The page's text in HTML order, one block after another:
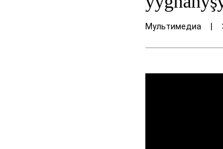
Мультимедиа